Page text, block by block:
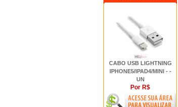
CABO USB LIGHTNING
IPHONE5/IPAD4/MINI - -
UN
Por R$